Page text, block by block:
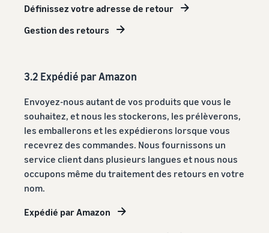
Définissez votre adresse de retour
Gestion des retours
3.2 Expédié par Amazon
Envoyez-nous autant de vos produits que vous le
souhaitez, et nous les stockerons, les prélèverons,
les emballerons et les expédierons lorsque vous
recevrez des commandes. Nous fournissons un
service client dans plusieurs langues et nous nous
occupons même du traitement des retours en votre
nom.
Expédié par Amazon